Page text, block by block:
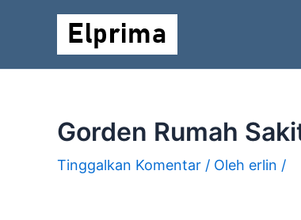
Gorden Rumah
Tinggalkan Komentar / Oleh erlin /